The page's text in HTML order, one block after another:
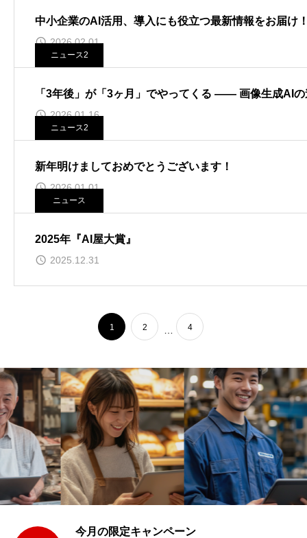
中小企業のAI活用、導入にも役立つ最新情報をお届け
2026.02.01
ニュース2
「3年後」が「3ヶ月」でやってくる ―― 画像生成AI
2026.01.16
ニュース2
新年明けましておめでとうございます！
2026.01.01
ニュース
2025年『AI屋大賞』
2025.12.31
1 2 4
今月の限定キャンペーン